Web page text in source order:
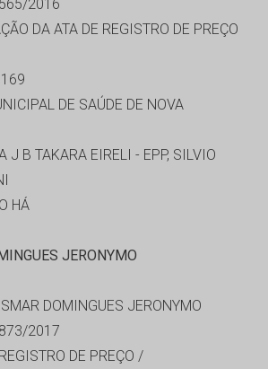
2016
DA ATA DE REGISTRO DE PREÇO
DE SAÚDE DE NOVA
J B TAKARA EIRELI - EPP, SILVIO
HÁ
JERONYMO
DOMINGUES JERONYMO
2017
DE PREÇO /